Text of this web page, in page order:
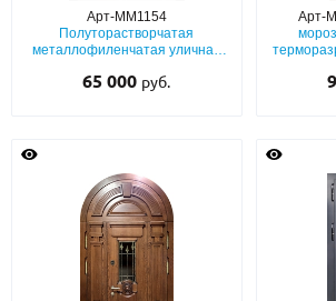
Популярные двери
Двери со скидкой
ДВЕРИ С ТЕРМОРАЗРЫВОМ
ДОСТАВКА
Арт-ММ1154
Полуторастворчатая
металлофиленчатая уличная
стеклом
65 000 руб.
Арт-